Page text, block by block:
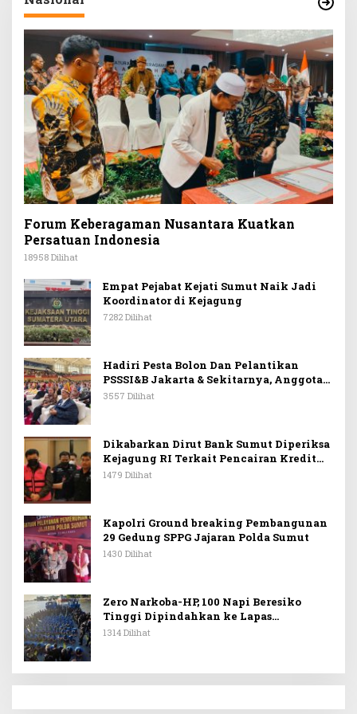
Forum Keberagaman Nusantara Kuatkan
Persatuan Indonesia
18958 Dilihat
Empat Pejabat Kejati Sumut Naik Jadi
Koordinator di Kejagung
7282 Dilihat
Hadiri Pesta Bolon Dan Pelantikan
PSSSI&B Jakarta & Sekitarnya, Anggota
DPR RI Kombes. Pol. (Purn). Dr. Maruli
Membangun Bangsa
3557 Dilihat
Dikabarkan Dirut Bank Sumut Diperiksa
Kejagung RI Terkait Pencairan Kredit
PT Sritex
1479 Dilihat
Kapolri Ground breaking Pembangunan
29 Gedung SPPG Jajaran Polda Sumut
1430 Dilihat
Zero Narkoba-HP, 100 Napi Beresiko
Tinggi Dipindahkan ke Lapas
Nusakambangan
1314 Dilihat